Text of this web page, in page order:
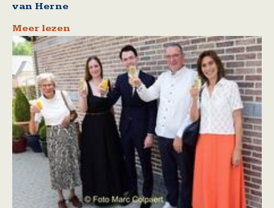
van Herne
Meer lezen